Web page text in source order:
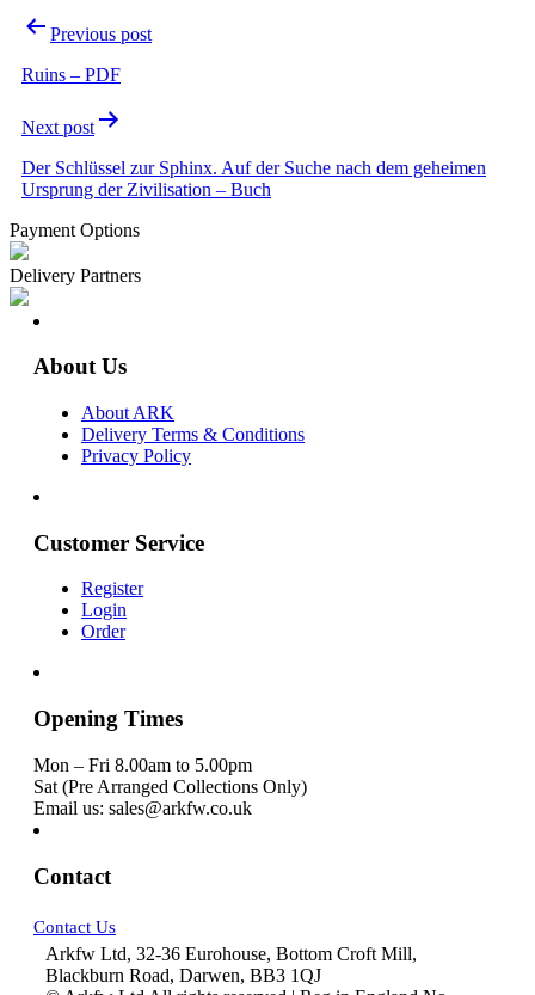
Post
navigation
Previous post
Ruins – PDF
Next post
Der Schlüssel zur Sphinx. Auf der Suche nach dem geheimen
Ursprung der Zivilisation – Buch
Payment Options
Delivery Partners
About Us
About ARK
Delivery Terms & Conditions
Privacy Policy
Customer Service
Register
Login
Order
Opening Times
Mon – Fri 8.00am to 5.00pm
Sat (Pre Arranged Collections Only)
Email us: sales@arkfw.co.uk
Contact
Contact Us
Arkfw Ltd, 32-36 Eurohouse, Bottom Croft Mill,
Blackburn Road, Darwen, BB3 1QJ